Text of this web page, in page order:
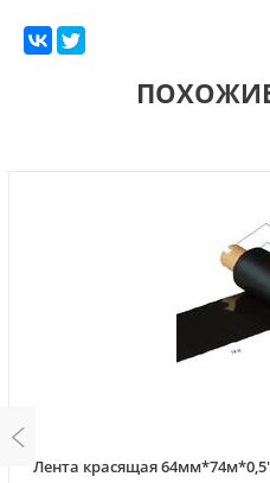
Лента красящая 64мм*74м*0,5"